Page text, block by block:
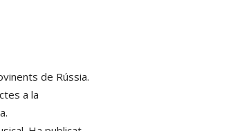
de Rússia.
a la